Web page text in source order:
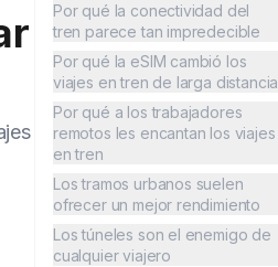
Por qué la conectividad del
tren parece tan impredecible
Por qué la eSIM cambió los
viajes en tren de larga distancia
Por qué a los trabajadores
remotos les encantan los viajes
en tren
Los tramos urbanos suelen
ofrecer un mejor rendimiento
Los túneles son el enemigo de
cualquier viajero